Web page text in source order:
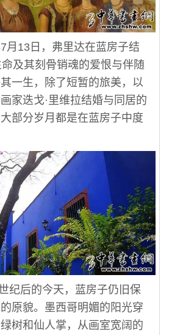
13日，弗里达在蓝房子结
及其刻骨销魂的爱恨与伴随
一生，除了短暂的旅美，以
家迭戈·里维拉结婚与同居的
部分岁月都是在蓝房子中度
后的今天，蓝房子仍旧保
原貌。墨西哥明媚的阳光穿
树和仙人掌，从画室宽阔的